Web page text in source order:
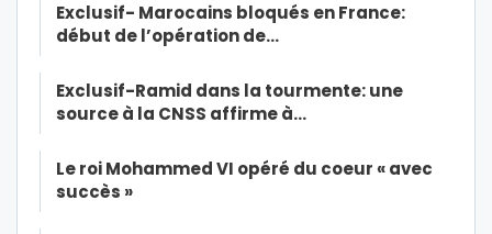
Exclusif- Marocains bloqués en France:
début de l’opération de…
Exclusif-Ramid dans la tourmente: une
source à la CNSS affirme à…
Le roi Mohammed VI opéré du coeur « avec
succès »